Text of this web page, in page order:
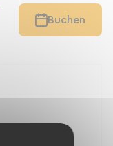
Buchen